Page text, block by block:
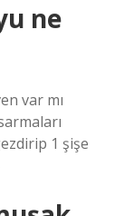
ne
var mı
1 şişe